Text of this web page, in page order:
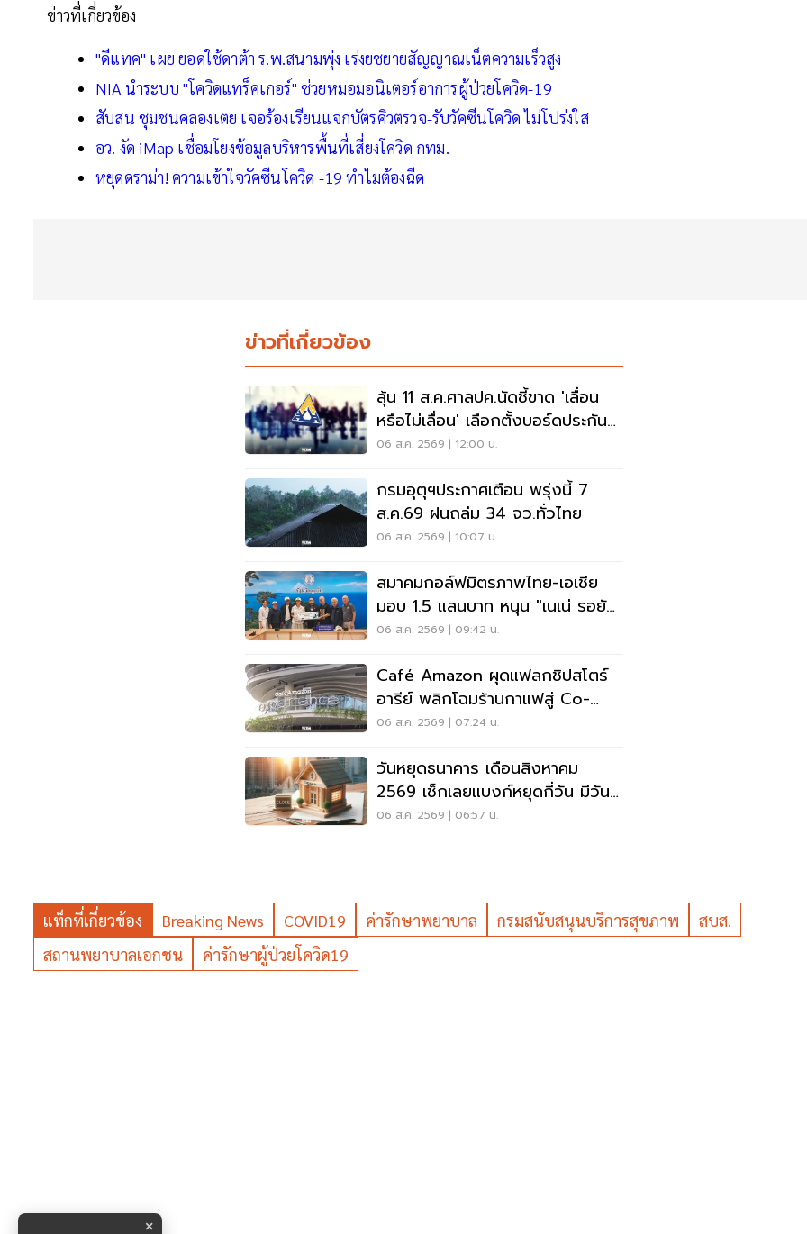
ข่าวที่เกี่ยวข้อง
"ดีแทค" เผย ยอดใช้ดาต้า ร.พ.สนามพุ่ง เร่งยชยายสัญญาณเน็ตความเร็วสูง
NIA นำระบบ "โควิดแทร็คเกอร์" ช่วยหมอมอนิเตอร์อาการผู้ป่วยโควิด-19
สับสน ชุมชนคลองเตย เจอร้องเรียนแจกบัตรคิวตรวจ-รับวัคซีนโควิด ไม่โปร่งใส
อว. งัด iMap เชื่อมโยงข้อมูลบริหารพื้นที่เสี่ยงโควิด กทม.
หยุดดราม่า! ความเข้าใจวัคซีนโควิด -19 ทำไมต้องฉีด
ข่าวที่เกี่ยวข้อง
ลุ้น 11 ส.ค.ศาลปค.นัดชี้ขาด 'เลื่อน
หรือไม่เลื่อน' เลือกตั้งบอร์ดประกัน
สังคม
06 ส.ค. 2569 | 12:00 น.
กรมอุตุฯประกาศเตือน พรุ่งนี้ 7
ส.ค.69 ฝนถล่ม 34 จว.ทั่วไทย
06 ส.ค. 2569 | 10:07 น.
สมาคมกอล์ฟมิตรภาพไทย-เอเชีย
มอบ 1.5 แสนบาท หนุน "เนเน่ รอยัล"
ลุยเวทีที่สหรัฐ
06 ส.ค. 2569 | 09:42 น.
Café Amazon ผุดแฟลกชิปสโตร์
อารีย์ พลิกโฉมร้านกาแฟสู่ Co-
Working Space ครบวงจร
06 ส.ค. 2569 | 07:24 น.
วันหยุดธนาคาร เดือนสิงหาคม
2569 เช็กเลยแบงก์หยุดกี่วัน มีวัน
หยุดยาวไหม
06 ส.ค. 2569 | 06:57 น.
แท็กที่เกี่ยวข้อง Breaking News COVID19 ค่ารักษาพยาบาล กรมสนับสนุนบริการสุขภาพ
สบส.
สถานพยาบาลเอกชน
ค่ารักษาผู้ป่วยโควิด19
×